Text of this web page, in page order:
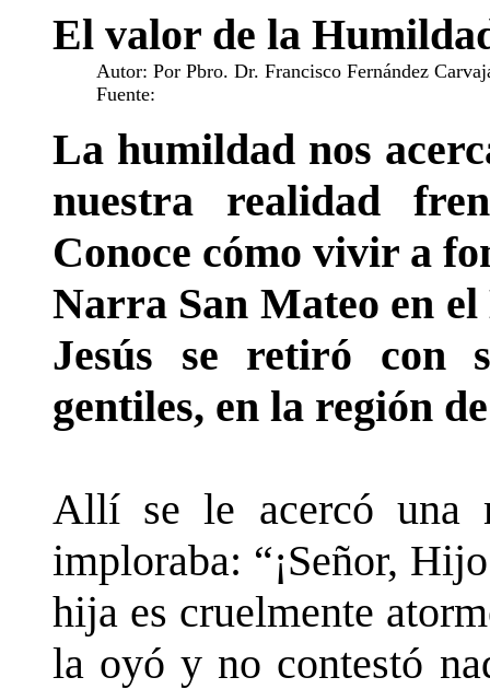
El valor de la
Autor: Por Pbro. Dr. Francisco Fernández
Fuente:
La humildad nos
nuestra realidad
Conoce cómo vivir a
Narra San Mateo en
Jesús se retiró con
gentiles, en la región
Allí se le acercó una
imploraba: “¡Señor,
hija es cruelmente
la oyó y no contestó